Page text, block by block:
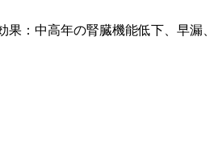
：中高年の腎臓機能低下、早漏